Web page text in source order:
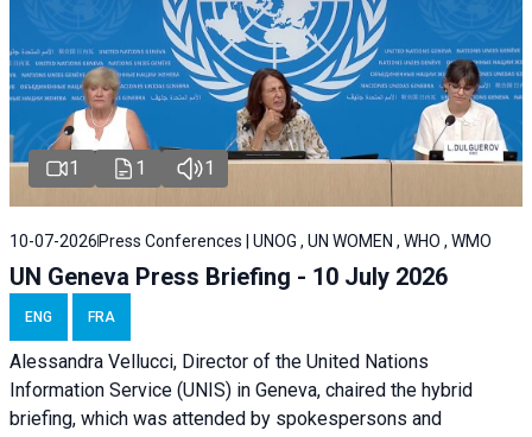
1 1 1
10-07-2026 Press Conferences | UNOG , UN WOMEN , WHO , WMO
UN Geneva Press Briefing - 10 July 2026
ENG FRA
Alessandra Vellucci, Director of the United Nations
Information Service (UNIS) in Geneva, chaired the hybrid
briefing, which was attended by spokespersons and